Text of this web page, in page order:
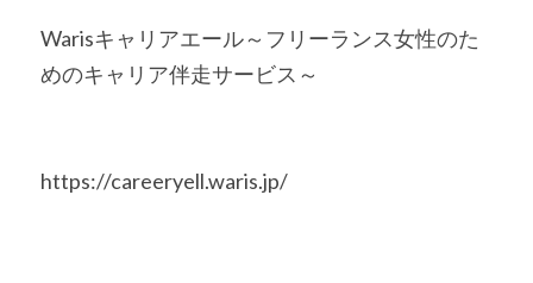
Warisキャリアエール～フリーランス女性のた
めのキャリア伴走サービス～
https://careeryell.waris.jp/